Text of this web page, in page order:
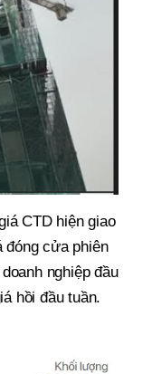
CTD hiện giao
đóng cửa phiên
nghiệp đầu
hồi đầu tuần.